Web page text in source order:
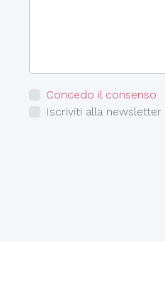
Concedo il consenso
Iscriviti alla newsletter